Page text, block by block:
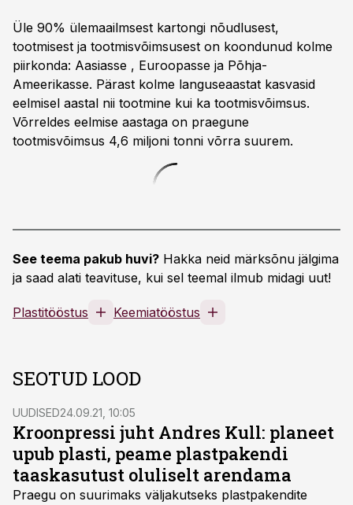
Üle 90% ülemaailmsest kartongi nõudlusest,
tootmisest ja tootmisvõimsusest on koondunud kolme
piirkonda: Aasiasse , Euroopasse ja Põhja-
Ameerikasse. Pärast kolme languseaastat kasvasid
eelmisel aastal nii tootmine kui ka tootmisvõimsus.
Võrreldes eelmise aastaga on praegune
tootmisvõimsus 4,6 miljoni tonni võrra suurem.
See teema pakub huvi? Hakka neid märksõnu jälgima
ja saad alati teavituse, kui sel teemal ilmub midagi uut!
Plastitööstus Keemiatööstus
SEOTUD LOOD
UUDISED24.09.21, 10:05
Kroonpressi juht Andres Kull: planeet
upub plasti, peame plastpakendi
taaskasutust oluliselt arendama
Praegu on suurimaks väljakutseks plastpakendite